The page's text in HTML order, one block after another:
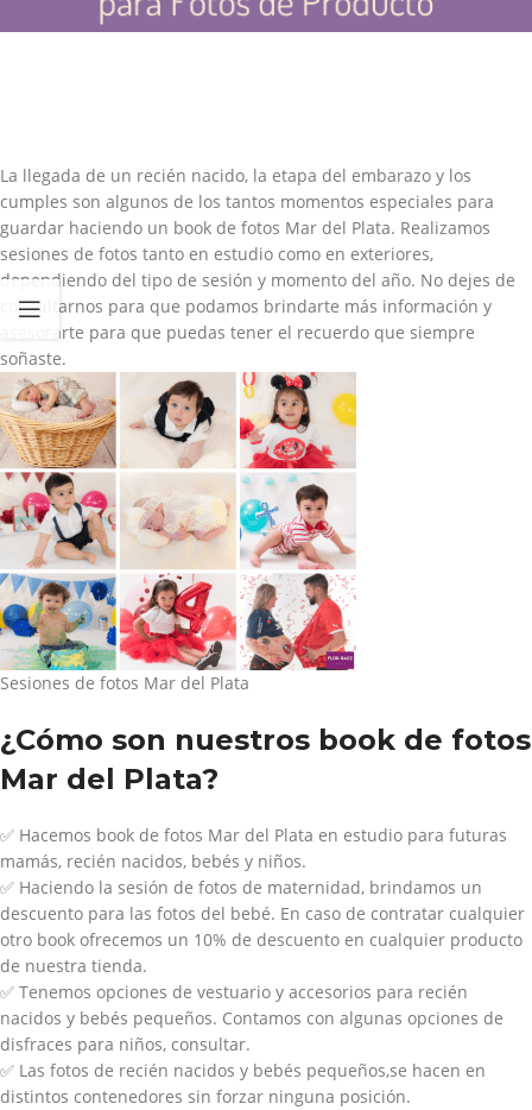
La llegada de un recién nacido, la etapa del embarazo y los
cumples son algunos de los tantos momentos especiales para
guardar haciendo un book de fotos Mar del Plata. Realizamos
sesiones de fotos tanto en estudio como en exteriores,
dependiendo del tipo de sesión y momento del año. No dejes de
consultarnos para que podamos brindarte más información y
asesorarte para que puedas tener el recuerdo que siempre
soñaste.
Sesiones de fotos Mar del Plata
¿Cómo son nuestros book de fotos
Mar del Plata?
✅ Hacemos book de fotos Mar del Plata en estudio para futuras
mamás, recién nacidos, bebés y niños.
✅ Haciendo la sesión de fotos de maternidad, brindamos un
descuento para las fotos del bebé. En caso de contratar cualquier
otro book ofrecemos un 10% de descuento en cualquier producto
de nuestra tienda.
✅ Tenemos opciones de vestuario y accesorios para recién
nacidos y bebés pequeños. Contamos con algunas opciones de
disfraces para niños, consultar.
✅ Las fotos de recién nacidos y bebés pequeños,se hacen en
distintos contenedores sin forzar ninguna posición.